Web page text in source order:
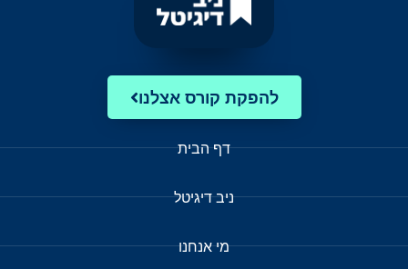
להפקת קורס אצלנו
דף הבית
ניב דיגיטל
מי אנחנו